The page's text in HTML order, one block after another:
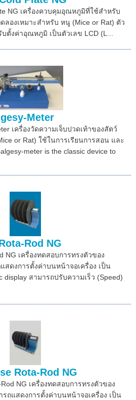
NG เครื่องควบคุมอุณหภูมิที่ใช้สำหรับ
ลองเหมาะสำหรับ หนู (Mice or Rat) ตัว
บตั้งค่าอุณหภูมิ เป็นตัวเลข LCD (L...
Meter
เครื่องวัดความเจ็บปวดเท้าของสัตว์
or Rat) ใช้ในการเรียนการสอน และ
meter is the classic device to
Rod NG
NG เครื่องทดสอบการทรงตัวของ
สดงการตั้งค่าบนหน้าจอเครื่อง เป็น
display สามารถปรับความเร็ว (Speed)
Rota-Rod NG
NG เครื่องทดสอบการทรงตัวของ
รถแสดงการตั้งค่าบนหน้าจอเครื่อง เป็น